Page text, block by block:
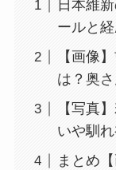
日本維
ールと
【画像
は？奥
【写真
いや馴
まとめ